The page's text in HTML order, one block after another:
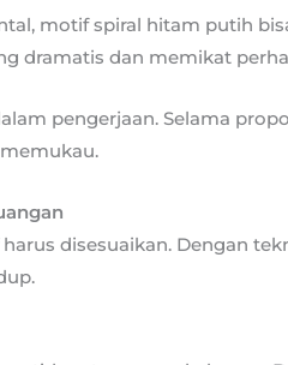
motif spiral hitam putih
dramatis dan memikat
pengerjaan. Selama
disesuaikan. Dengan